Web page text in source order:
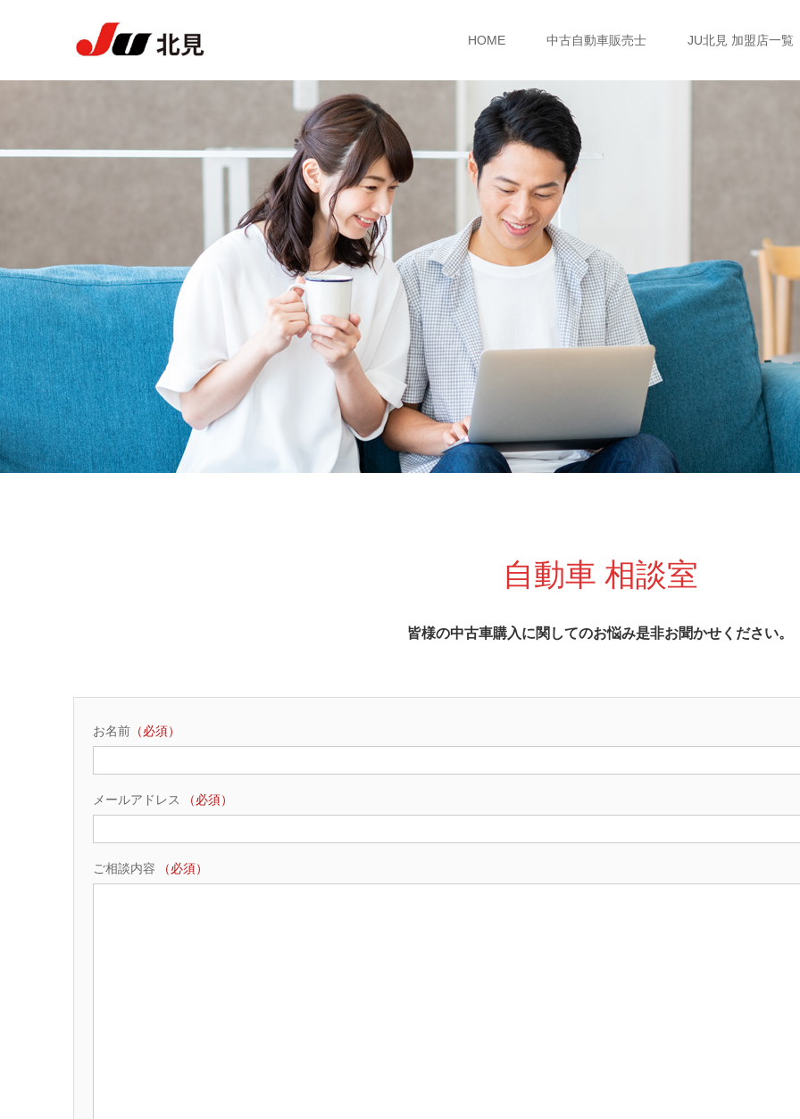
HOME 中古自動車販売士 JU北見 加盟店一覧
自動車 相談室
皆様の中古車購入に関してのお悩み是非お聞かせください。
お名前 （必須）
メールアドレス （必須）
ご相談内容 （必須）